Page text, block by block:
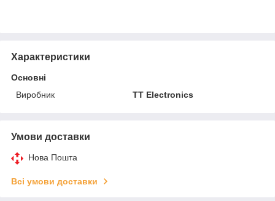
Характеристики
Основні
Виробник
TT Electronics
Умови доставки
Нова Пошта
Всі умови доставки